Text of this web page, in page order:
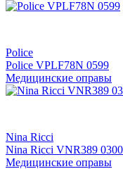
Police
Police VPLF78N 0599
Медицинские оправы
Nina Ricci
Nina Ricci VNR389 0300
Медицинские оправы